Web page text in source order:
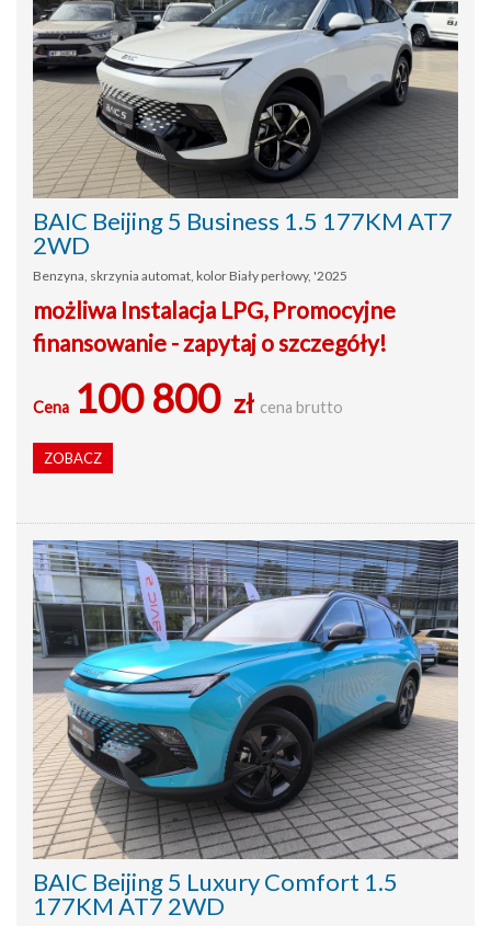
BAIC Beijing 5 Business 1.5 177KM AT7
2WD
Benzyna, skrzynia automat, kolor Biały perłowy, '2025
możliwa Instalacja LPG, Promocyjne
finansowanie - zapytaj o szczegóły!
Cena 100 800 zł cena brutto
ZOBACZ
BAIC Beijing 5 Luxury Comfort 1.5
177KM AT7 2WD